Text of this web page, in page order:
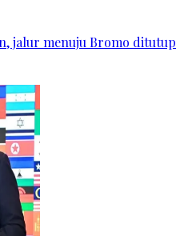
jalur menuju Bromo ditutup